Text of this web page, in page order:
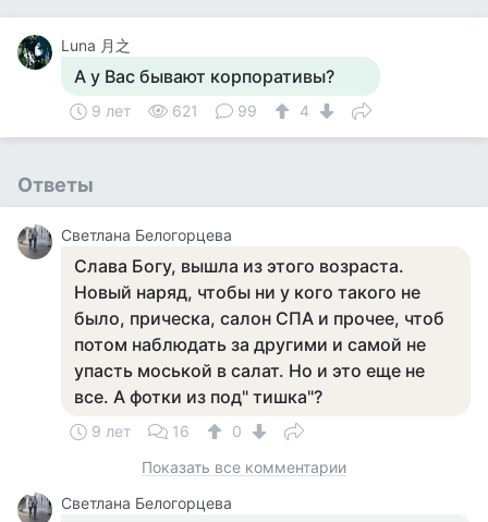
Luna 月之
А у Вас бывают корпоративы?
9 лет 621 99 4
Ответы
Светлана Белогорцева
Слава Богу, вышла из этого возраста.
Новый наряд, чтобы ни у кого такого не
было, прическа, салон СПА и прочее, чтоб
потом наблюдать за другими и самой не
упасть моськой в салат. Но и это еще не
все. А фотки из под" тишка"?
9 лет 16
0
Показать все комментарии
Светлана Белогорцева